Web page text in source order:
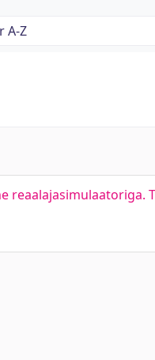
reaalajasimulaatoriga.